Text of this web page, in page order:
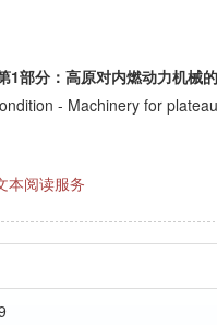
1部分：高原对内燃动力机械
- Machinery for
本阅读服务